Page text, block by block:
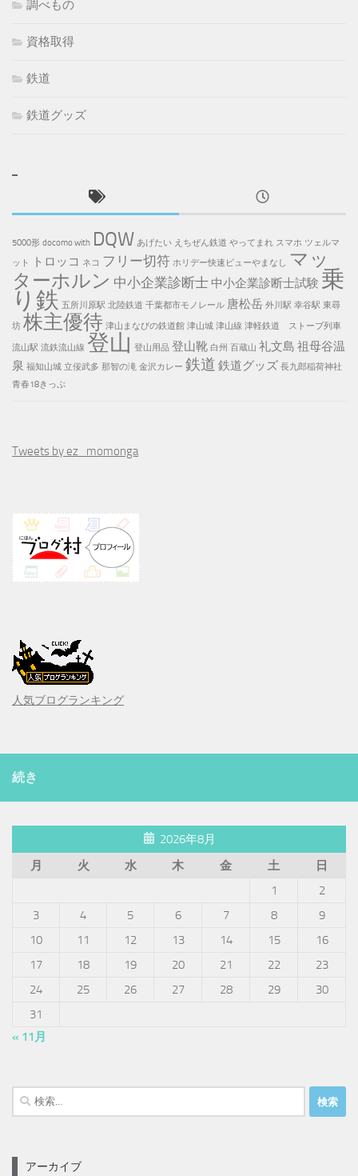
調べもの
資格取得
鉄道
鉄道グッズ
5000形 docomo with DQW あげたい えちぜん鉄道 やってまれ スマホ ツェルマ
ット
トロッコ ネコ フリー切符 ホリデー快速ビューやまなし マッ
ターホルン 中小企業診断士 中小企業診断士試験 乗
り鉄 五所川原駅 北陸鉄道 千葉都市モノレール 唐松岳 外川駅 幸谷駅 東尋
坊 株主優待 津山まなびの鉄道館 津山城 津山線 津軽鉄道 ストーブ列車
流山駅 流鉄流山線 登山 登山用品 登山靴 白州 百蔵山 礼文島 祖母谷温
泉 福知山城 立佞武多 那智の滝 金沢カレー 鉄道 鉄道グッズ 長九郎稲荷神社
青春18きっぷ
Tweets by ez_momonga
人気ブログランキング
続き
2026年8月
月
火 水 木 金 土
日
1
2
3
4 5 6 7 8
9
10
11 12 13 14 15
16
17
18 19 20 21 22
23
24
25 26 27 28 29
30
31
« 11月
検
索:
アーカイブ